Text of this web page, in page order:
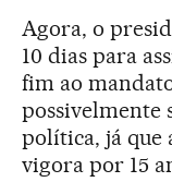
Agora, o
10 dias para
fim ao
possivelmente
política, já que
vigora por 15